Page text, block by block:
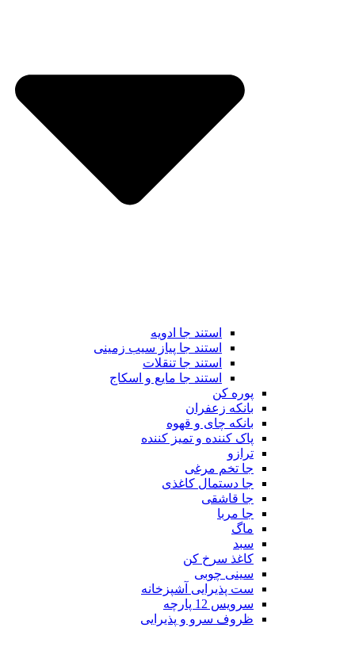
استند جا ادویه
استند جا پیاز سیب زمینی
استند جا تنقلات
استند جا مایع و اسکاج
پوره کن
بانکه زعفران
بانکه چای و قهوه
پاک کننده و تمیز کننده
ترازو
جا تخم مرغی
جا دستمال کاغذی
جا قاشقی
جا مربا
ماگ
سبد
کاغذ سرخ کن
سینی چوبی
ست پذیرایی آشپزخانه
سرویس 12 پارچه
ظروف سرو و پذیرایی